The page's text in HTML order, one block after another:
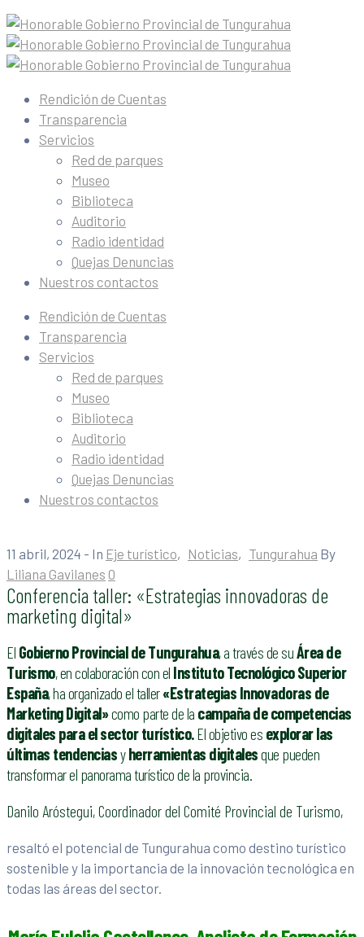
Rendición de Cuentas
Transparencia
Servicios
Red de parques
Museo
Biblioteca
Auditorio
Radio identidad
Quejas Denuncias
Nuestros contactos
Rendición de Cuentas
Transparencia
Servicios
Red de parques
Museo
Biblioteca
Auditorio
Radio identidad
Quejas Denuncias
Nuestros contactos
11 abril, 2024 - In Eje turístico‚ Noticias‚ Tungurahua By
Liliana Gavilanes 0
Conferencia taller: «Estrategias innovadoras de
marketing digital»
El Gobierno Provincial de Tungurahua, a través de suÁrea de
Turismo, en colaboración con el Instituto Tecnológico Superior
España, ha organizado el taller«Estrategias Innovadoras de
Marketing Digital»como parte de la campaña de competencias
digitales para el sector turístico.El objetivo es explorar las
últimas tendenciasyherramientas digitalesque pueden
transformar el panorama turístico de la provincia.
Danilo Aróstegui, Coordinador del Comité Provincial de Turismo,
resaltó el potencial de Tungurahua como destino turístico
sostenible y la importancia de la innovación tecnológica en
todas las áreas del sector.